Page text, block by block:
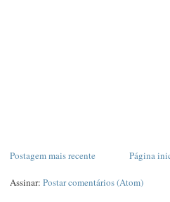
Postagem mais recente Página
Assinar: Postar comentários (Atom)